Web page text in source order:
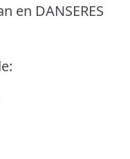
en DANSERES